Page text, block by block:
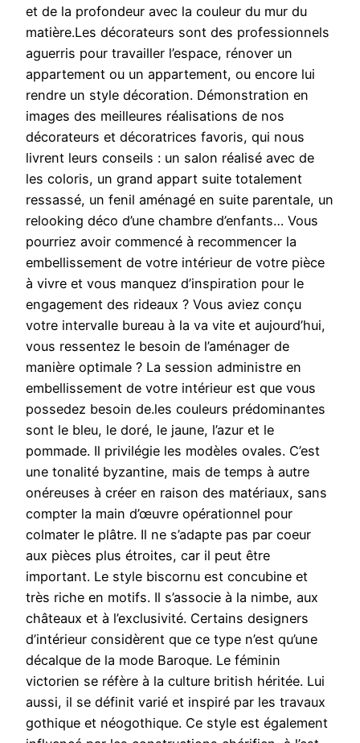
et de la profondeur avec la couleur du mur du
matière.Les décorateurs sont des professionnels
aguerris pour travailler l’espace, rénover un
appartement ou un appartement, ou encore lui
rendre un style décoration. Démonstration en
images des meilleures réalisations de nos
décorateurs et décoratrices favoris, qui nous
livrent leurs conseils : un salon réalisé avec de
les coloris, un grand appart suite totalement
ressassé, un fenil aménagé en suite parentale, un
relooking déco d’une chambre d’enfants… Vous
pourriez avoir commencé à recommencer la
embellissement de votre intérieur de votre pièce
à vivre et vous manquez d’inspiration pour le
engagement des rideaux ? Vous aviez conçu
votre intervalle bureau à la va vite et aujourd’hui,
vous ressentez le besoin de l’aménager de
manière optimale ? La session administre en
embellissement de votre intérieur est que vous
possedez besoin de.les couleurs prédominantes
sont le bleu, le doré, le jaune, l’azur et le
pommade. Il privilégie les modèles ovales. C’est
une tonalité byzantine, mais de temps à autre
onéreuses à créer en raison des matériaux, sans
compter la main d’œuvre opérationnel pour
colmater le plâtre. Il ne s’adapte pas par coeur
aux pièces plus étroites, car il peut être
important. Le style biscornu est concubine et
très riche en motifs. Il s’associe à la nimbe, aux
châteaux et à l’exclusivité. Certains designers
d’intérieur considèrent que ce type n’est qu’une
décalque de la mode Baroque. Le féminin
victorien se réfère à la culture british héritée. Lui
aussi, il se définit varié et inspiré par les travaux
gothique et néogothique. Ce style est également